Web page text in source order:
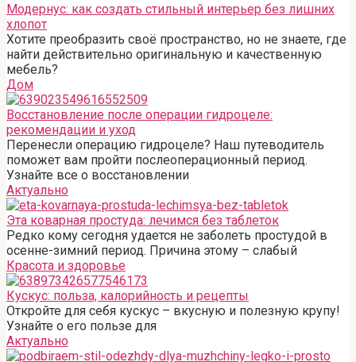
Модернус: как создать стильный интерьер без лишних
хлопот
Хотите преобразить своё пространство, но не знаете, где
найти действительно оригинальную и качественную
мебель?
Дом
Восстановление после операции гидроцеле:
рекомендации и уход
Перенесли операцию гидроцеле? Наш путеводитель
поможет вам пройти послеоперационный период.
Узнайте все о восстановлении
Актуально
Эта коварная простуда: лечимся без таблеток
Редко кому сегодня удается не заболеть простудой в
осенне-зимний период. Причина этому – слабый
Красота и здоровье
Кускус: польза, калорийность и рецепты
Откройте для себя кускус – вкусную и полезную крупу!
Узнайте о его пользе для
Актуально